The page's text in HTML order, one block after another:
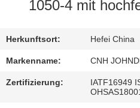
SIE
MIT
UNS
1050-4 mit
Herkunftsort: Hefei China
Markenname: CNH
Zertifizierung:
IATF16949